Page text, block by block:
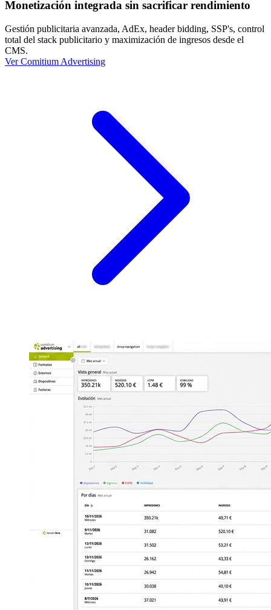
Monetización integrada sin sacrificar rendimiento
Gestión publicitaria avanzada, AdEx, header bidding, SSP's, control
total del stack publicitario y maximización de ingresos desde el
CMS.
Ver Comitium Advertising